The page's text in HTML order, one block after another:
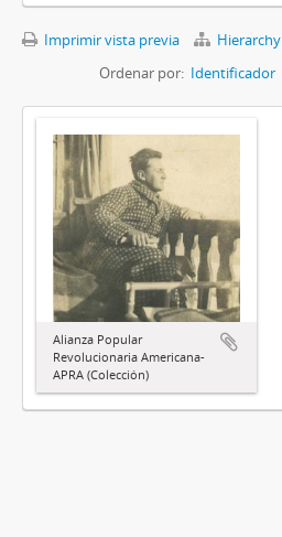
Imprimir vista previa Hierarchy
Ordenar por: Identificador
Alianza Popular
Revolucionaria Americana-
APRA (Colección)